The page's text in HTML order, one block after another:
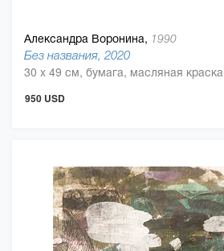
Александра Воронина, 1990
Без названия, 2020
30 x 49 см, бумага, масляная краска
950 USD